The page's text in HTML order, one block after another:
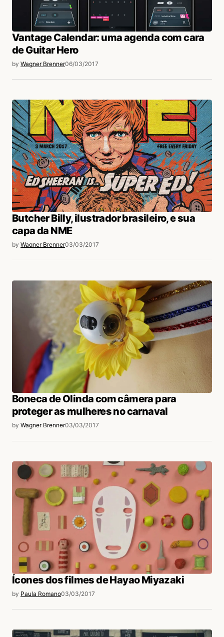
Vantage Calendar: uma agenda com cara
de Guitar Hero
by Wagner Brenner06/03/2017
Butcher Billy, ilustrador brasileiro, e sua
capa da NME
by Wagner Brenner03/03/2017
Boneca de Olinda com câmera para
proteger as mulheres no carnaval
by Wagner Brenner03/03/2017
Ícones dos filmes de Hayao Miyazaki
by Paula Romano03/03/2017